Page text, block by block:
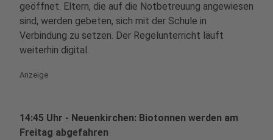
geöffnet. Eltern, die auf die Notbetreuung angewiesen
sind, werden gebeten, sich mit der Schule in
Verbindung zu setzen. Der Regelunterricht läuft
weiterhin digital.
Anzeige
14:45 Uhr - Neuenkirchen: Biotonnen werden am
Freitag abgefahren